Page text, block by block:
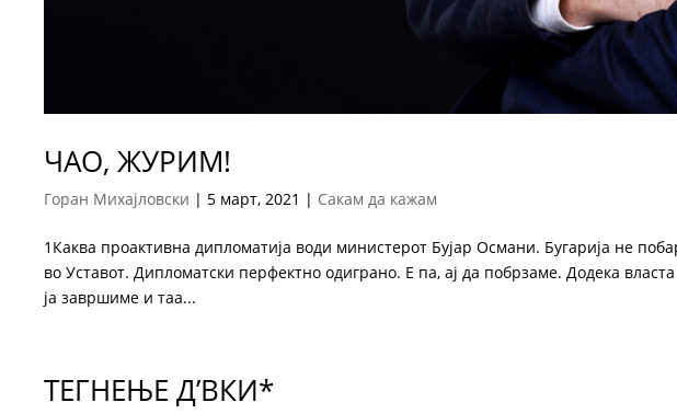
ЧАО, ЖУРИМ!
Горан Михајловски | 5 март, 2021 | Сакам да кажам
1Каква проактивна дипломатија води министерот Бујар Османи. Бугарија не
во Уставот. Дипломатски перфектно одиграно. Е па, ај да побрзаме. Додека
ја завршиме и таа...
ТЕГНЕЊЕ Д’ВКИ*